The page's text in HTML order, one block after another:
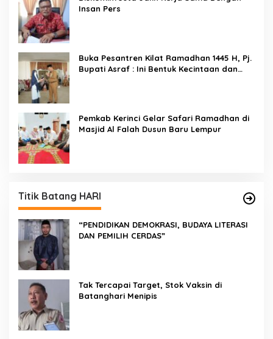
Insan Pers
Buka Pesantren Kilat Ramadhan 1445 H, Pj.
Bupati Asraf : Ini Bentuk Kecintaan dan
Pemkab Kerinci Gelar Safari Ramadhan di
Masjid Al Falah Dusun Baru Lempur
Titik Batang HARI
“PENDIDIKAN DEMOKRASI, BUDAYA LITERASI
DAN PEMILIH CERDAS”
Tak Tercapai Target, Stok Vaksin di
Batanghari Menipis